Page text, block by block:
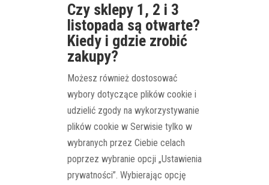
Czy sklepy 1, 2 i 3
listopada są otwarte?
Kiedy i gdzie zrobić
zakupy?
Możesz również dostosować
wybory dotyczące plików cookie i
udzielić zgody na wykorzystywanie
plików cookie w Serwisie tylko w
wybranych przez Ciebie celach
poprzez wybranie opcji „Ustawienia
prywatności”. Wybierając opcję